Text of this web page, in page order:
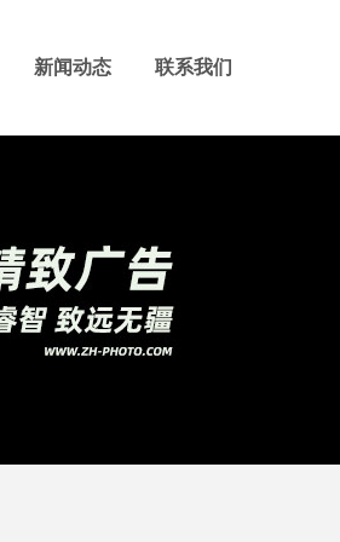
新闻动态 联系我们